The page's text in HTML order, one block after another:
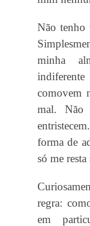
Não tenho
minha
comovem
mal. Não
forma de
só me
regra:
em